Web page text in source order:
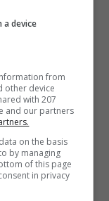
mise en
device
from
other device
with 207
and our partners
on the basis
by managing
of this page
in privacy